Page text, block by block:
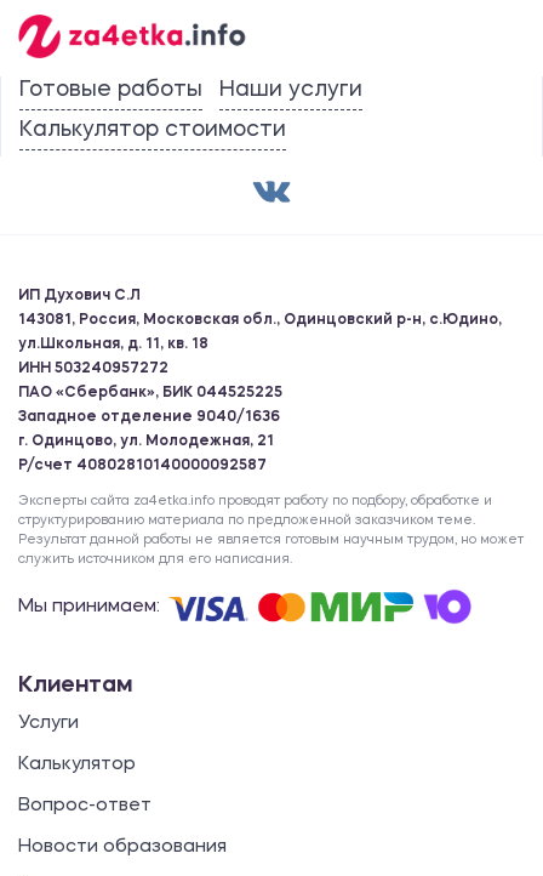
Готовые работы
Наши услуги
Калькулятор стоимости
ИП Духович С.Л
143081, Россия, Московская обл., Одинцовский р-н, с.Юдино,
ул.Школьная, д. 11, кв. 18
ИНН 503240957272
ПАО «Сбербанк», БИК 044525225
Западное отделение 9040/1636
г. Одинцово, ул. Молодежная, 21
Р/счет 40802810140000092587
Эксперты сайта za4etka.info проводят работу по подбору, обработке и
структурированию материала по предложенной заказчиком теме.
Результат данной работы не является готовым научным трудом, но может
служить источником для его написания.
Мы принимаем:
Клиентам
Услуги
Калькулятор
Вопрос-ответ
Новости образования